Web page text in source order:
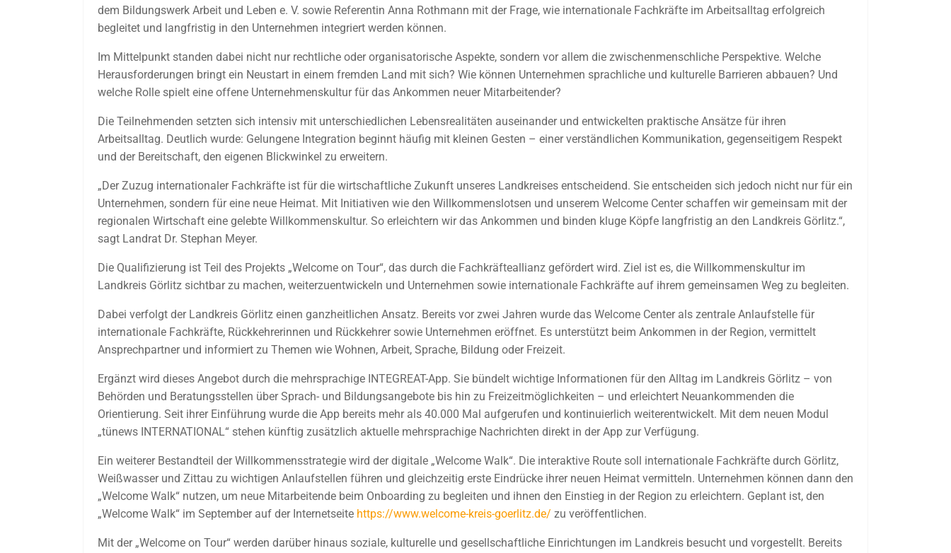
dem Bildungswerk Arbeit und Leben e. V. sowie Referentin Anna Rothmann mit der Frage, wie internationale Fachkräfte im Arbeitsalltag erfolgreich
begleitet und langfristig in den Unternehmen integriert werden können.
Im Mittelpunkt standen dabei nicht nur rechtliche oder organisatorische Aspekte, sondern vor allem die zwischenmenschliche Perspektive. Welche
Herausforderungen bringt ein Neustart in einem fremden Land mit sich? Wie können Unternehmen sprachliche und kulturelle Barrieren abbauen? Und
welche Rolle spielt eine offene Unternehmenskultur für das Ankommen neuer Mitarbeitender?
Die Teilnehmenden setzten sich intensiv mit unterschiedlichen Lebensrealitäten auseinander und entwickelten praktische Ansätze für ihren
Arbeitsalltag. Deutlich wurde: Gelungene Integration beginnt häufig mit kleinen Gesten – einer verständlichen Kommunikation, gegenseitigem Respekt
und der Bereitschaft, den eigenen Blickwinkel zu erweitern.
„Der Zuzug internationaler Fachkräfte ist für die wirtschaftliche Zukunft unseres Landkreises entscheidend. Sie entscheiden sich jedoch nicht nur für ein
Unternehmen, sondern für eine neue Heimat. Mit Initiativen wie den Willkommenslotsen und unserem Welcome Center schaffen wir gemeinsam mit der
regionalen Wirtschaft eine gelebte Willkommenskultur. So erleichtern wir das Ankommen und binden kluge Köpfe langfristig an den Landkreis Görlitz.“,
sagt Landrat Dr. Stephan Meyer.
Die Qualifizierung ist Teil des Projekts „Welcome on Tour“, das durch die Fachkräfteallianz gefördert wird. Ziel ist es, die Willkommenskultur im
Landkreis Görlitz sichtbar zu machen, weiterzuentwickeln und Unternehmen sowie internationale Fachkräfte auf ihrem gemeinsamen Weg zu begleiten.
Dabei verfolgt der Landkreis Görlitz einen ganzheitlichen Ansatz. Bereits vor zwei Jahren wurde das Welcome Center als zentrale Anlaufstelle für
internationale Fachkräfte, Rückkehrerinnen und Rückkehrer sowie Unternehmen eröffnet. Es unterstützt beim Ankommen in der Region, vermittelt
Ansprechpartner und informiert zu Themen wie Wohnen, Arbeit, Sprache, Bildung oder Freizeit.
Ergänzt wird dieses Angebot durch die mehrsprachige INTEGREAT-App. Sie bündelt wichtige Informationen für den Alltag im Landkreis Görlitz – von
Behörden und Beratungsstellen über Sprach- und Bildungsangebote bis hin zu Freizeitmöglichkeiten – und erleichtert Neuankommenden die
Orientierung. Seit ihrer Einführung wurde die App bereits mehr als 40.000 Mal aufgerufen und kontinuierlich weiterentwickelt. Mit dem neuen Modul
„tünews INTERNATIONAL“ stehen künftig zusätzlich aktuelle mehrsprachige Nachrichten direkt in der App zur Verfügung.
Ein weiterer Bestandteil der Willkommensstrategie wird der digitale „Welcome Walk“. Die interaktive Route soll internationale Fachkräfte durch Görlitz,
Weißwasser und Zittau zu wichtigen Anlaufstellen führen und gleichzeitig erste Eindrücke ihrer neuen Heimat vermitteln. Unternehmen können dann den
„Welcome Walk“ nutzen, um neue Mitarbeitende beim Onboarding zu begleiten und ihnen den Einstieg in der Region zu erleichtern. Geplant ist, den
„Welcome Walk“ im September auf der Internetseite https://www.welcome-kreis-goerlitz.de/ zu veröffentlichen.
Mit der „Welcome on Tour“ werden darüber hinaus soziale, kulturelle und gesellschaftliche Einrichtungen im Landkreis besucht und vorgestellt. Bereits